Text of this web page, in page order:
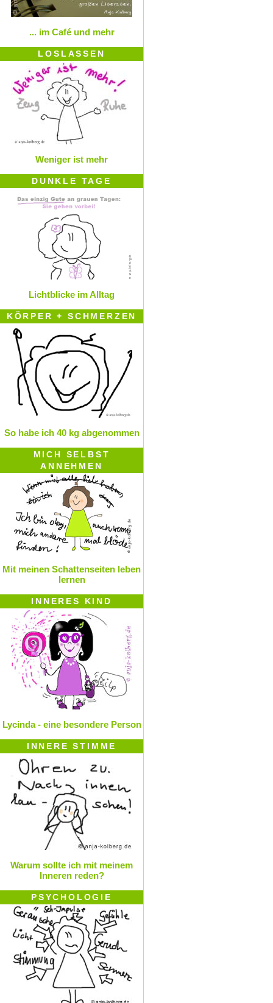
... im Café und mehr
LOSLASSEN
Weniger ist mehr
DUNKLE TAGE
Lichtblicke im Alltag
KÖRPER + SCHMERZEN
So habe ich 40 kg abgenommen
MICH SELBST
ANNEHMEN
Mit meinen Schattenseiten leben
lernen
INNERES KIND
Lycinda - eine besondere Person
INNERE STIMME
Warum sollte ich mit meinem
Inneren reden?
PSYCHOLOGIE